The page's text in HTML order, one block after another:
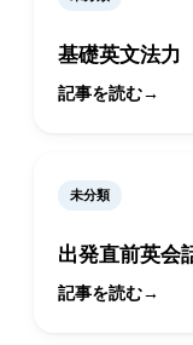
基礎英文法
記事を読む
未分類
出発直前英
記事を読む